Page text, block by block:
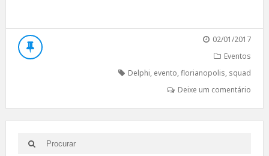
02/01/2017
Eventos
Delphi, evento,florianopolis, squad
Deixe um comentário
Search
for:
Search